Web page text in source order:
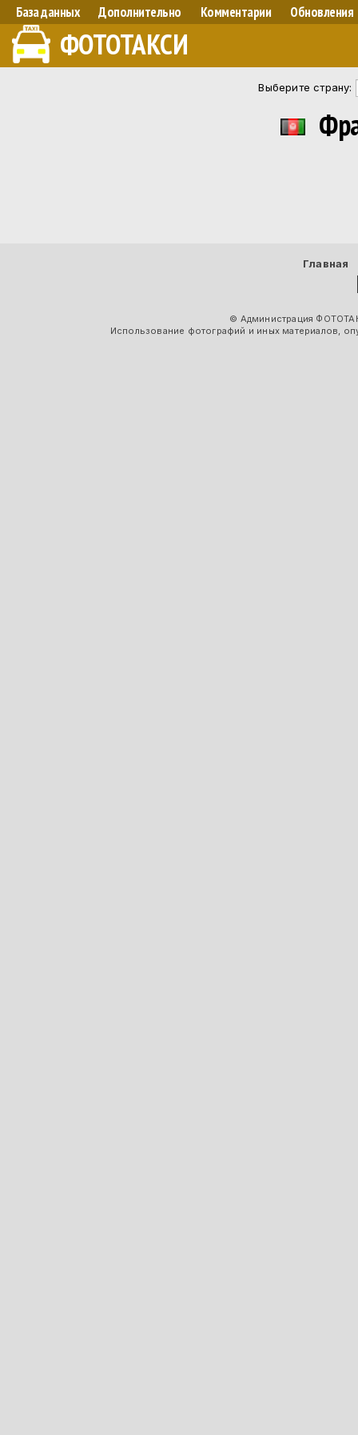
База данных Дополнительно Комментарии Обновления
ФОТОТАКСИ
Выберите страну:
Главная
© Администрация
Использование фотографий и иных материалов,